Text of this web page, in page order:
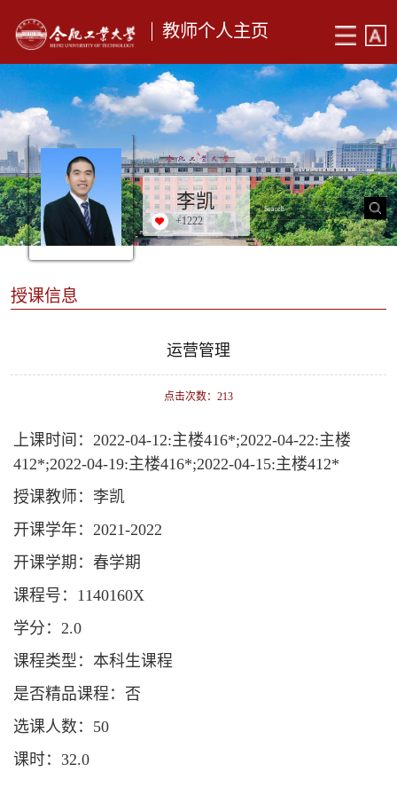
教师个人主页
李凯
+1222
授课信息
运营管理
点击次数： 213
上课时间：2022-04-12:主楼416*;2022-04-22:主楼
412*;2022-04-19:主楼416*;2022-04-15:主楼412*
授课教师：李凯
开课学年：2021-2022
开课学期：春学期
课程号：1140160X
学分：2.0
课程类型：本科生课程
是否精品课程：否
选课人数：50
课时：32.0